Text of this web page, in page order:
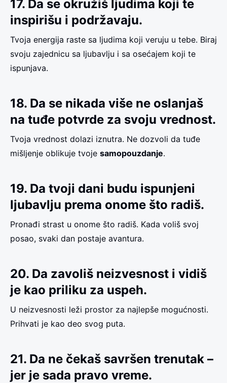
17. Da se okružiš ljudima koji te
inspirišu i podržavaju.
Tvoja energija raste sa ljudima koji veruju u tebe. Biraj
svoju zajednicu sa ljubavlju i sa osećajem koji te
ispunjava.
18. Da se nikada više ne oslanjaš
na tuđe potvrde za svoju vrednost.
Tvoja vrednost dolazi iznutra. Ne dozvoli da tuđe
mišljenje oblikuje tvoje samopouzdanje.
19. Da tvoji dani budu ispunjeni
ljubavlju prema onome što radiš.
Pronađi strast u onome što radiš. Kada voliš svoj
posao, svaki dan postaje avantura.
20. Da zavoliš neizvesnost i vidiš
je kao priliku za uspeh.
U neizvesnosti leži prostor za najlepše mogućnosti.
Prihvati je kao deo svog puta.
21. Da ne čekaš savršen trenutak –
jer je sada pravo vreme.